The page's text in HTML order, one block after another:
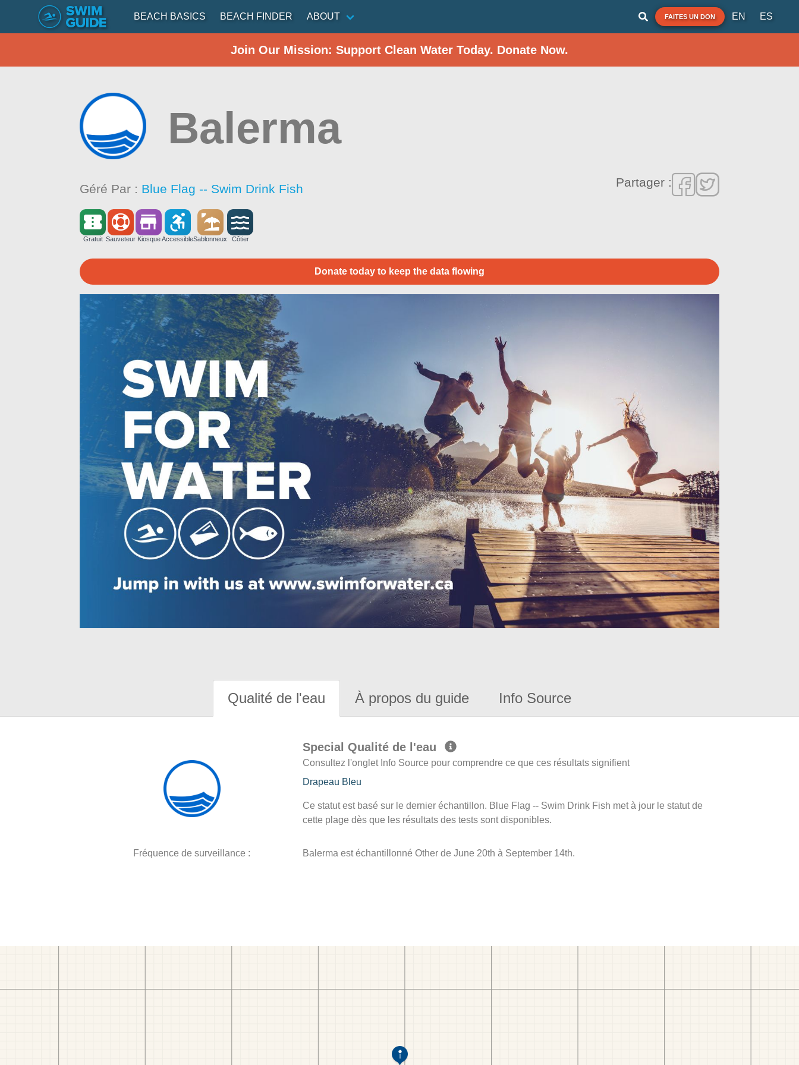
BEACH BASICS BEACH FINDER ABOUT FAITES UN DON EN ES
Join Our Mission: Support Clean Water Today. Donate Now.
Balerma
Géré Par : Blue Flag -- Swim Drink Fish Partager :
Gratuit Sauveteur Kiosque AccessibleSablonneux Côtier
Donate today to keep the data flowing
Qualité de l'eau À propos du guide Info Source
Special Qualité de l'eau
Consultez l'onglet Info Source pour comprendre ce que ces résultats signifient
Drapeau Bleu
Ce statut est basé sur le dernier échantillon. Blue Flag -- Swim Drink Fish met à jour le statut de
cette plage dès que les résultats des tests sont disponibles.
Fréquence de surveillance : Balerma est échantillonné Other de June 20th à September 14th.